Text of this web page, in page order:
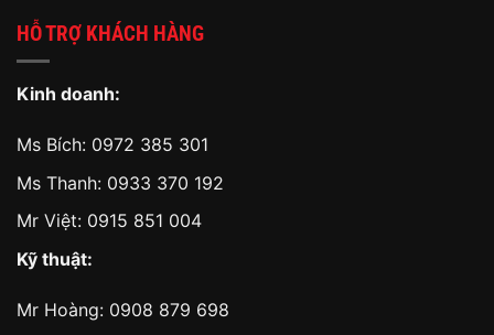
HỖ TRỢ KHÁCH HÀNG
Kinh doanh:
Ms Bích: 0972 385 301
Ms Thanh: 0933 370 192
Mr Việt: 0915 851 004
Kỹ thuật:
Mr Hoàng: 0908 879 698